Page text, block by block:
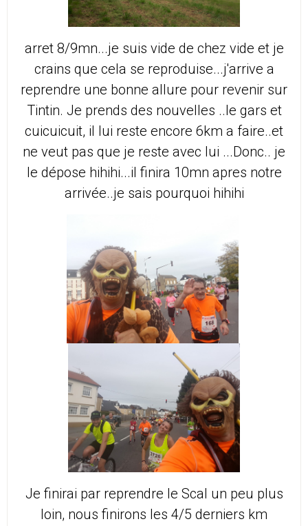
arret 8/9mn...je suis vide de chez vide et je
crains que cela se reproduise...j'arrive a
reprendre une bonne allure pour revenir sur
Tintin. Je prends des nouvelles ..le gars et
cuicuicuit, il lui reste encore 6km a faire..et
ne veut pas que je reste avec lui ...Donc.. je
le dépose hihihi...il finira 10mn apres notre
arrivée..je sais pourquoi hihihi
Je finirai par reprendre le Scal un peu plus
loin, nous finirons les 4/5 derniers km